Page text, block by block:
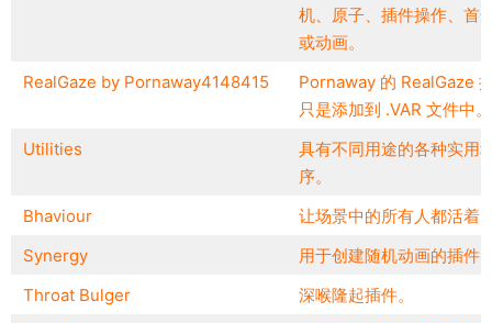
机、原子、插件操作、首
或动画。
RealGaze by Pornaway4148415
Pornaway 的 RealGaze
只是添加到 .VAR 文件中。
Utilities
具有不同用途的各种实用
序。
Bhaviour
让场景中的所有人都活着
Synergy
用于创建随机动画的插件
Throat Bulger
深喉隆起插件。